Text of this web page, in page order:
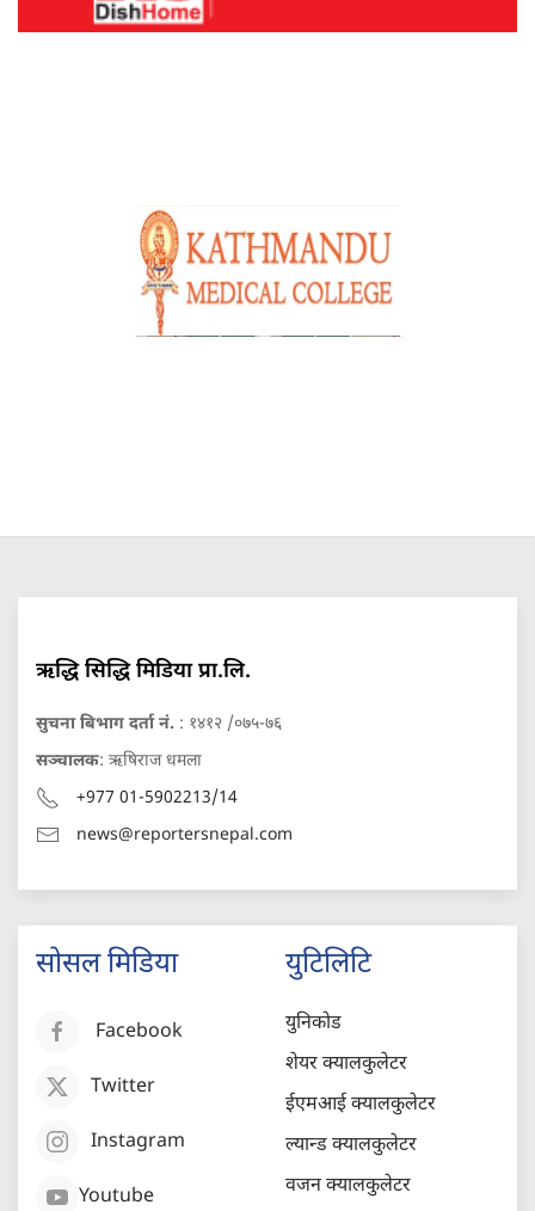
ऋद्धि सिद्धि मिडिया प्रा.लि.
सुचना बिभाग दर्ता नं. : १४१२ /०७५-७६
सञ्चालक: ऋषिराज धमला
+977 01-5902213/14
news@reportersnepal.com
सोसल मिडिया
Facebook
Twitter
Instagram
Youtube
युटिलिटि
युनिकोड
शेयर क्यालकुलेटर
ईएमआई क्यालकुलेटर
ल्यान्ड क्यालकुलेटर
वजन क्यालकुलेटर